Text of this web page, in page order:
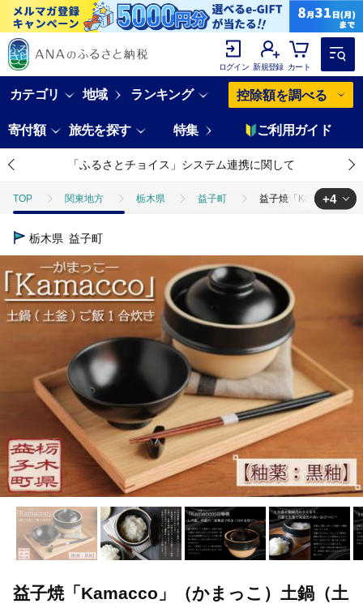
ログイン 新規登録 カート
カテゴリ 地域 ランキング 控除額を調べる
寄付額 旅先を探す 特集 ご利用ガイド
「ふるさとチョイス」システム連携に関して
TOP 関東地方 栃木県 益子町 益子焼「Kamacco」
TOP
日用品・雑貨
TOP 日用品・雑貨 キッチン用品 益子焼「Kamacco」（か
TOP 日用品・雑貨 伝統工芸品 益子焼「Kamacco」（かま
+4
栃木県 益子町
益子焼「Kamacco」（かまっこ）土鍋（土